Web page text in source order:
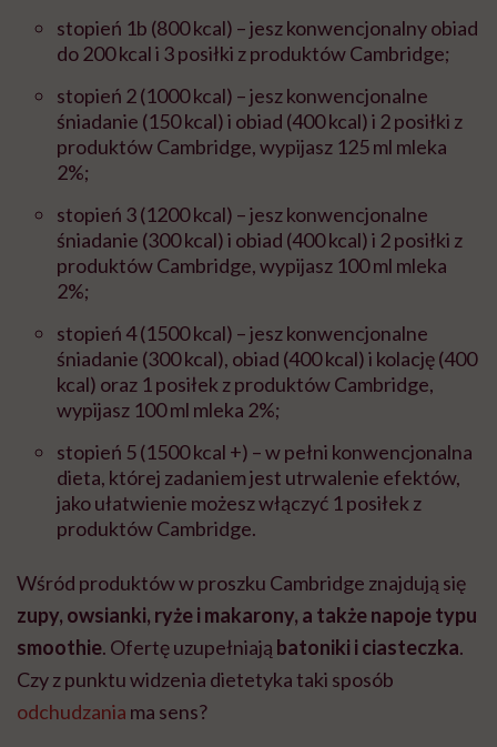
stopień 1b (800 kcal) – jesz konwencjonalny obiad
do 200 kcal i 3 posiłki z produktów Cambridge;
stopień 2 (1000 kcal) – jesz konwencjonalne
śniadanie (150 kcal) i obiad (400 kcal) i 2 posiłki z
produktów Cambridge, wypijasz 125 ml mleka
2%;
stopień 3 (1200 kcal) – jesz konwencjonalne
śniadanie (300 kcal) i obiad (400 kcal) i 2 posiłki z
produktów Cambridge, wypijasz 100 ml mleka
2%;
stopień 4 (1500 kcal) – jesz konwencjonalne
śniadanie (300 kcal), obiad (400 kcal) i kolację (400
kcal) oraz 1 posiłek z produktów Cambridge,
wypijasz 100 ml mleka 2%;
stopień 5 (1500 kcal +) – w pełni konwencjonalna
dieta, której zadaniem jest utrwalenie efektów,
jako ułatwienie możesz włączyć 1 posiłek z
produktów Cambridge.
Wśród produktów w proszku Cambridge znajdują się
zupy, owsianki, ryże i makarony, a także napoje typu
smoothie. Ofertę uzupełniają batoniki i ciasteczka.
Czy z punktu widzenia dietetyka taki sposób
odchudzania ma sens?